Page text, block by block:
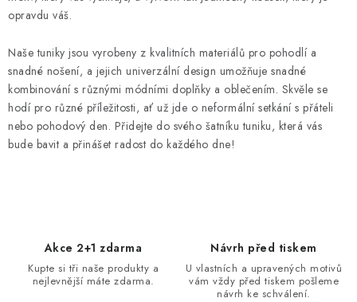
r
k
y
v
ý
p
o
v
á
n
í
opravdu váš.
Naše tuniky jsou vyrobeny z kvalitních materiálů pro pohodlí a
snadné nošení, a jejich univerzální design umožňuje snadné
kombinování s různými módními doplňky a oblečením. Skvěle se
hodí pro různé příležitosti, ať už jde o neformální setkání s přáteli
nebo pohodový den. Přidejte do svého šatníku tuniku, která vás
bude bavit a přinášet radost do každého dne!
Akce 2+1 zdarma
Kupte si tři naše produkty a
nejlevnější máte zdarma.
Návrh před tiskem
U vlastních a upravených motivů
vám vždy před tiskem pošleme
návrh ke schválení.